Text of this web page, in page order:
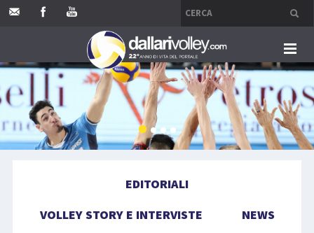
HOME
EDITORIALI
EDITORIALI
VOLLEY STORY E INTERVISTE
NEWS